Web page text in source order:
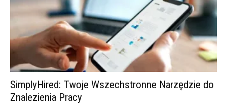
SimplyHired: Twoje Wszechstronne Narzędzie do
Znalezienia Pracy